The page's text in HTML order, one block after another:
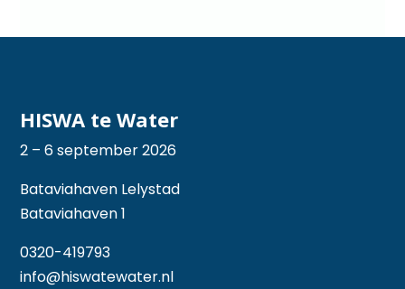
HISWA te Water
2 – 6 september 2026
Bataviahaven Lelystad
Bataviahaven 1
0320-419793
info@hiswatewater.nl